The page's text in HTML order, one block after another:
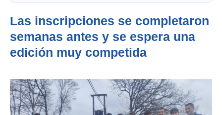
Las inscripciones se completaron
semanas antes y se espera una
edición muy competida